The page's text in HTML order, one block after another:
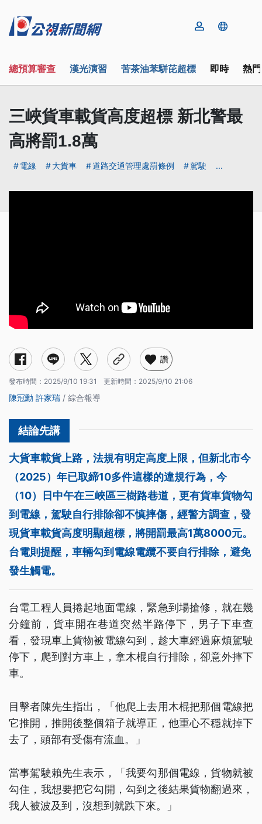
總預算審查 漢光演習 苦茶油苯駢芘超標 即時 熱
三峽貨車載貨高度超標 新北警最
高將罰1.8萬
電線 大貨車 道路交通管理處罰條例 駕駛 ...
讚
發布時間： 2025/9/10 19:31 更新時間： 2025/9/10 21:06
陳冠勳 許家瑞 / 綜合報導
大貨車載貨上路，法規有明定高度上限，但新北市今
（2025）年已取締10多件這樣的違規行為，今
（10）日中午在三峽區三樹路巷道，更有貨車貨物勾
到電線，駕駛自行排除卻不慎摔傷，經警方調查，發
現貨車載貨高度明顯超標，將開罰最高1萬8000元。
台電則提醒，車輛勾到電線電纜不要自行排除，避免
發生觸電。
台電工程人員捲起地面電線，緊急到場搶修，就在幾
分鐘前，貨車開在巷道突然半路停下，男子下車查
看，發現車上貨物被電線勾到，趁大車經過麻煩駕駛
停下，爬到對方車上，拿木棍自行排除，卻意外摔下
車。
目擊者陳先生指出，「他爬上去用木棍把那個電線把
它推開，推開後整個箱子就導正，他重心不穩就掉下
去了，頭部有受傷有流血。」
當事駕駛賴先生表示，「我要勾那個電線，貨物就被
勾住，我想要把它勾開，勾到之後結果貨物翻過來，
我人被波及到，沒想到就跌下來。」